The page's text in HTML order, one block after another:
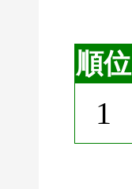
順位
1